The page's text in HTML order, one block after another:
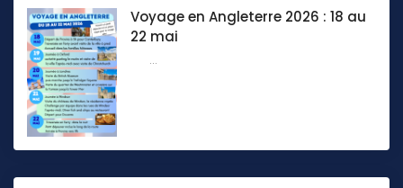
Voyage en Angleterre 2026 : 18 au
22 mai
...